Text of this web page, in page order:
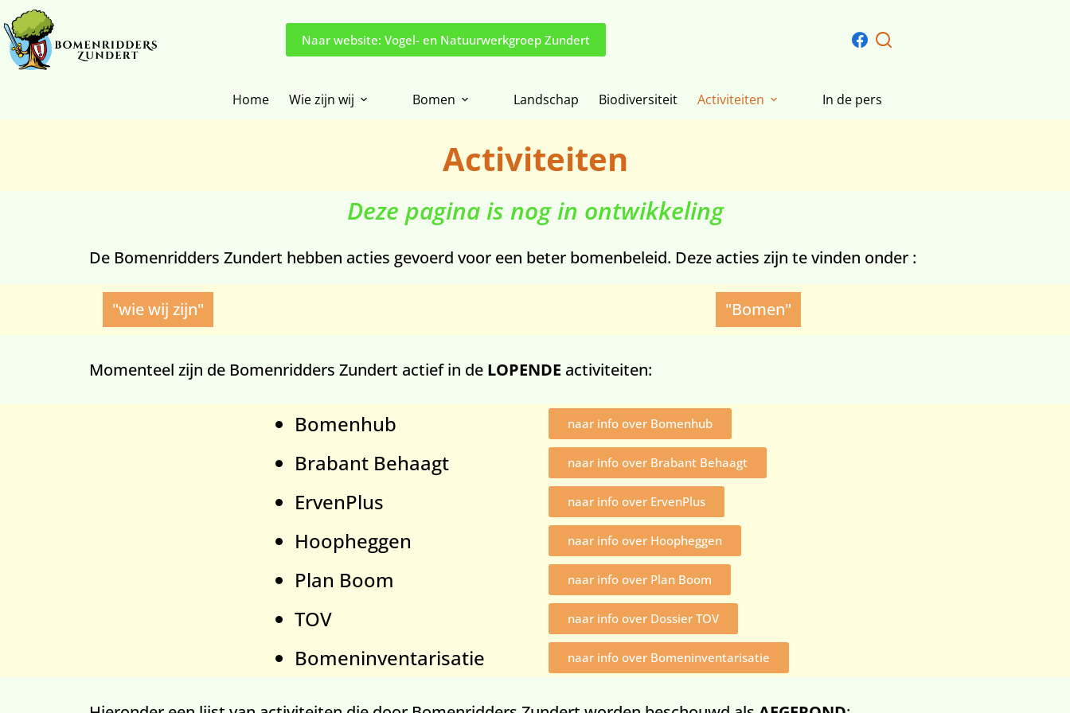
Naar website: Vogel- en Natuurwerkgroep Zundert
Home Wie zijn wij Bomen Landschap Biodiversiteit Activiteiten In de pers
Activiteiten
Deze pagina is nog in ontwikkeling
De Bomenridders Zundert hebben acties gevoerd voor een beter bomenbeleid. Deze acties zijn te vinden onder :
"wie wij zijn" "Bomen"
Momenteel zijn de Bomenridders Zundert actief in de LOPENDE activiteiten:
Bomenhub
Brabant Behaagt
ErvenPlus
Hoopheggen
Plan Boom
TOV
Bomeninventarisatie
naar info over Bomenhub
naar info over Brabant Behaagt
naar info over ErvenPlus
naar info over Hoopheggen
naar info over Plan Boom
naar info over Dossier TOV
naar info over Bomeninventarisatie